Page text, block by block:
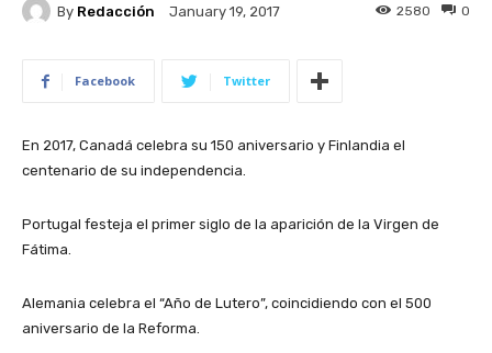
By Redacción January 19, 2017 0
2580
Facebook Twitter
En 2017, Canadá celebra su 150 aniversario y Finlandia el
centenario de su independencia.
Portugal festeja el primer siglo de la aparición de la Virgen de
Fátima.
Alemania celebra el “Año de Lutero”, coincidiendo con el 500
aniversario de la Reforma.